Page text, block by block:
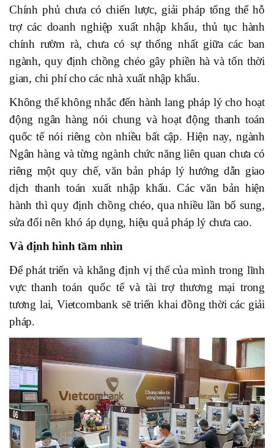
Chính phủ chưa có chiến lược, giải pháp tổng thể hỗ
trợ các doanh nghiệp xuất nhập khẩu, thủ tục hành
chính rườm rà, chưa có sự thống nhất giữa các ban
ngành, quy định chồng chéo gây phiền hà và tốn thời
gian, chi phí cho các nhà xuất nhập khẩu.
Không thể không nhắc đếnhành lang pháp lý cho hoạt
động ngân hàng nói chung và hoạt động thanh toán
quốc tế nói riêng còn nhiều bất cập. Hiện nay, ngành
Ngân hàng và từng ngành chức năng liên quan chưa có
riêng một quy chế, văn bản pháp lý hướng dẫn giao
dịch thanh toán xuất nhập khẩu. Các văn bản hiện
hành thì quy định chồng chéo, qua nhiều lần bổ sung,
sửa đổi nên khó áp dụng, hiệu quả pháp lý chưa cao.
Và định hình tầm nhìn
Để phát triển và khẳng định vị thế của mình trong lĩnh
vực thanh toán quốc tế và tài trợ thương mại trong
tương lai, Vietcombank sẽ triển khai đồng thời các giải
pháp.